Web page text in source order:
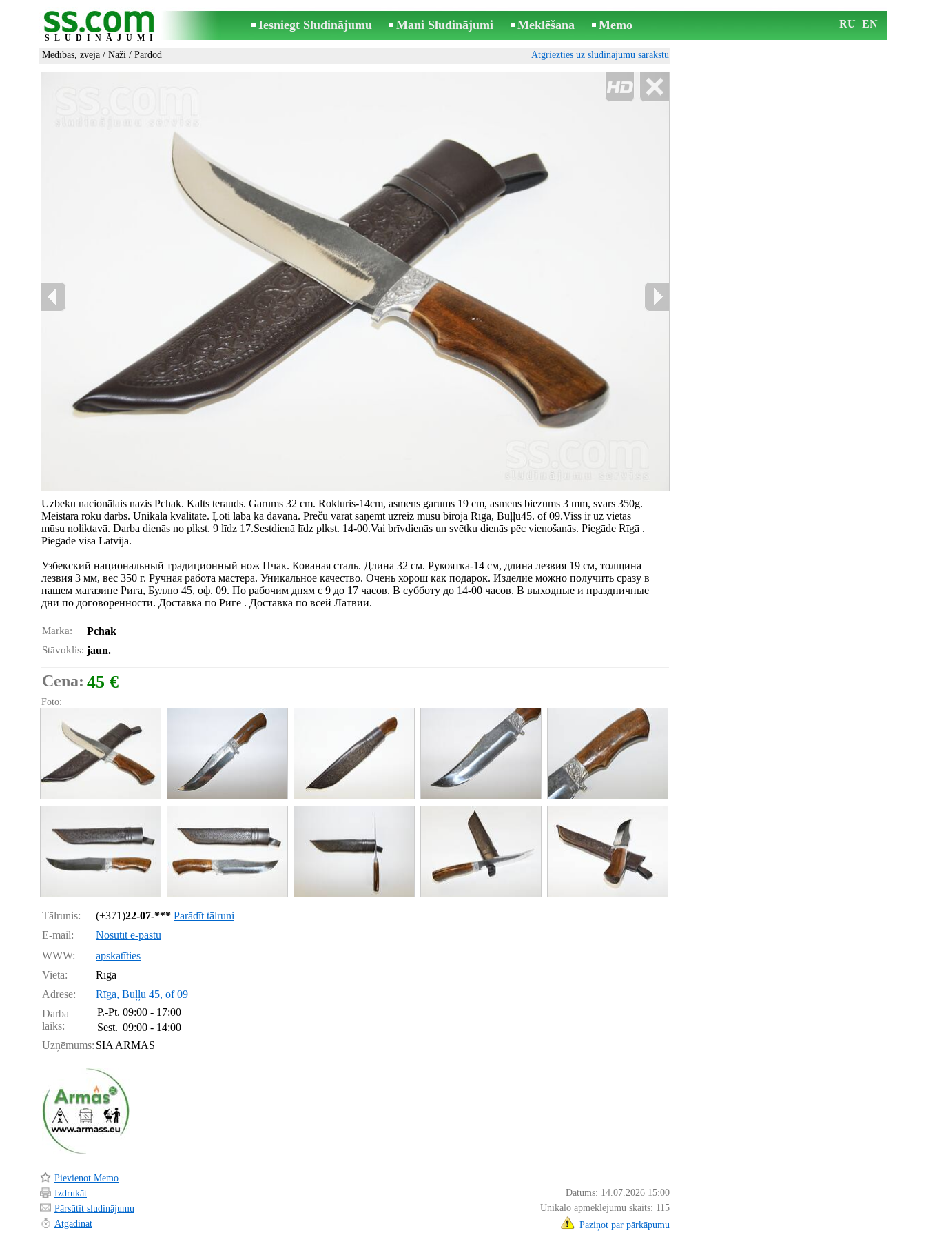
SLUDINĀJUMI
Iesniegt Sludinājumu Mani Sludinājumi Meklēšana Memo RU EN
Medības, zveja / Naži / Pārdod Atgriezties uz sludinājumu sarakstu
Uzbeku nacionālais nazis Pchak. Kalts terauds. Garums 32 cm. Rokturis-14cm, asmens garums 19 cm, asmens biezums 3 mm, svars 350g.
Meistara roku darbs. Unikāla kvalitāte. Ļoti laba ka dāvana. Preču varat saņemt uzreiz mūsu birojā Rīga, Buļļu45. of 09.Viss ir uz vietas
mūsu noliktavā. Darba dienās no plkst. 9 līdz 17.Sestdienā līdz plkst. 14-00.Vai brīvdienās un svētku dienās pēc vienošanās. Piegāde Rīgā .
Piegāde visā Latvijā.
Узбекский национальный традиционный нож Пчак. Кованая сталь. Длина 32 см. Рукоятка-14 см, длина лезвия 19 см, толщина
лезвия 3 мм, вес 350 г. Ручная работа мастера. Уникальное качество. Очень хорош как подарок. Изделие можно получить сразу в
нашем магазине Рига, Буллю 45, оф. 09. По рабочим дням с 9 до 17 часов. В субботу до 14-00 часов. В выходные и праздничные
дни по договоренности. Доставка по Риге . Доставка по всей Латвии.
Marka: Pchak
Stāvoklis: jaun.
Cena: 45 €
Foto:
Tālrunis: (+371)22-07-*** Parādīt tālruni
E-mail:
Nosūtīt e-pastu
WWW:
apskatīties
Vieta:
Rīga
Adrese:
Rīga, Buļļu 45, of 09
Darba
laiks:
P.-Pt. 09:00 - 17:00
Sest. 09:00 - 14:00
Uzņēmums: SIA ARMAS
Pievienot Memo
Izdrukāt
Datums: 14.07.2026 15:00
Pārsūtīt sludinājumu
Unikālo apmeklējumu skaits: 115
Atgādināt
Paziņot par pārkāpumu